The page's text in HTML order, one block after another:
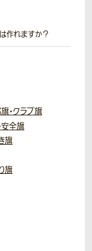
作れますか？
・クラブ旗
安全旗
旗
旗